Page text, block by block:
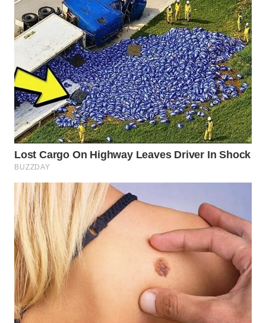
WN
LIKUPANG
WN
LABUANBAJO
WN
BORNEO
Wahana
Media
Group
WAHANA
NEWS
WAHANA
TANI
WAHANA
ADVOKAT
WAHANA